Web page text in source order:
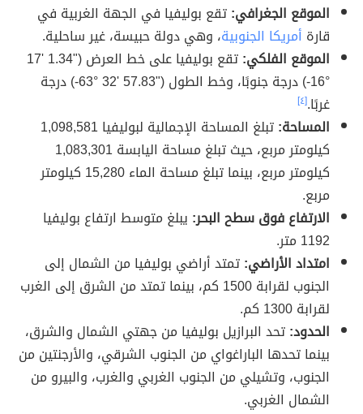
الموقع الجغرافي:تقع بوليفيا في الجهة الغربية في
قارة أمريكا الجنوبية، وهي دولة حبيسة، غير ساحلية.
الموقع الفلكي:
تقع بوليفيا على خط العرض ("1.34 '17
°16-) درجة جنوبًا، وخط الطول ("57.83 '32 °63-) درجة
غربًا.[٤]
المساحة:
تبلغ المساحة الإجمالية لبوليفيا 1,098,581
كيلومتر مربع، حيث تبلغ مساحة اليابسة 1,083,301
كيلومتر مربع، بينما تبلغ مساحة الماء 15,280 كيلومتر
مربع.
الارتفاع فوق سطح البحر: يبلغ متوسط ارتفاع بوليفيا
1192 متر.
امتداد الأراضي:تمتد أراضي بوليفيا من الشمال إلى
الجنوب لقرابة 1500 كم، بينما تمتد من الشرق إلى الغرب
لقرابة 1300 كم.
الحدود:تحد البرازيل بوليفيا من جهتي الشمال والشرق،
بينما تحدها الباراغواي من الجنوب الشرقي، والأرجنتين من
الجنوب، وتشيلي من الجنوب الغربي والغرب، والبيرو من
الشمال الغربي.